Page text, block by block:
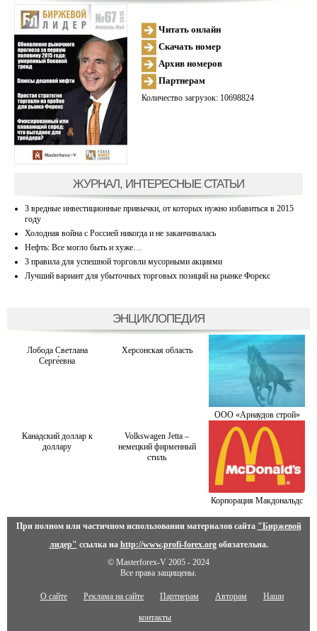
Читать онлайн
Скачать номер
Архив номеров
Партнерам
Количество загрузок: 10698824
ЖУРНАЛ, ИНТЕРЕСНЫЕ СТАТЬИ
3 вредные инвестиционные привычки, от которых нужно избавиться в 2015
году
Холодная война с Россией никогда и не заканчивалась
Нефть: Все могло быть и хуже…
3 правила для успешной торговли мусорными акциями
Лучший вариант для убыточных торговых позиций на рынке Форекс
ЭНЦИКЛОПЕДИЯ
Лобода Светлана
Серге́евна
Херсонская область
ООО «Арнаудов строй»
Канадский доллар к
доллару
Volkswagen Jetta –
немецкий фирменный
стиль
Корпорация Макдональдс
При полном или частичном использовании материалов сайта "Биржевой
лидер" ссылка на http://www.profi-forex.orgобязательна.
© Masterforex-V 2005 - 2024
Все права защищены.
О сайте Реклама на сайте Партнерам Авторам Наши
контакты